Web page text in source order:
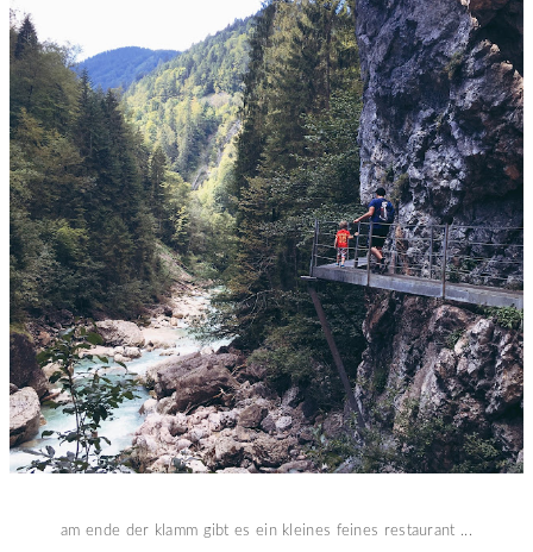
am ende der klamm gibt es ein kleines feines restaurant ...